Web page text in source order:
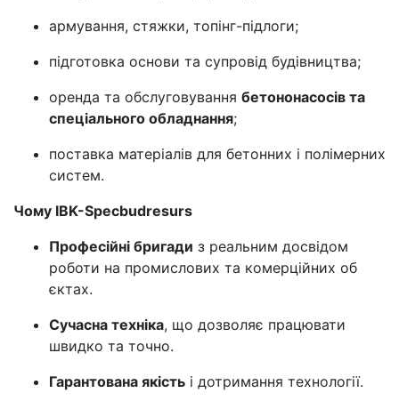
армування, стяжки, топінг-підлоги;
підготовка основи та супровід будівництва;
оренда та обслуговування бетононасосів та
спеціального обладнання;
поставка матеріалів для бетонних і полімерних
систем.
Чому IBK-Specbudresurs
Професійні бригади з реальним досвідом
роботи на промислових та комерційних об
єктах.
Сучасна техніка, що дозволяє працювати
швидко та точно.
Гарантована якість і дотримання технології.